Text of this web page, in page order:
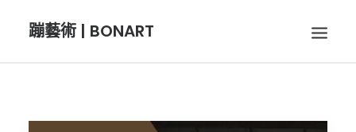
蹦藝術 | BONART